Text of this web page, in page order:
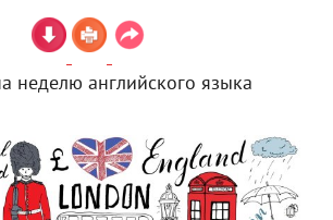
неделю английского языка